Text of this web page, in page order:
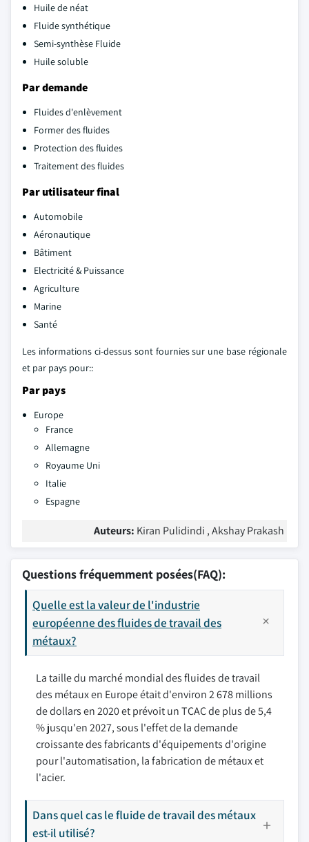
Huile de néat
Fluide synthétique
Semi-synthèse Fluide
Huile soluble
Par demande
Fluides d'enlèvement
Former des fluides
Protection des fluides
Traitement des fluides
Par utilisateur final
Automobile
Aéronautique
Bâtiment
Electricité & Puissance
Agriculture
Marine
Santé
Les informations ci-dessus sont fournies sur une base régionale
et par pays pour::
Par pays
Europe
France
Allemagne
Royaume Uni
Italie
Espagne
Auteurs: Kiran Pulidindi , Akshay Prakash
Questions fréquemment posées(FAQ):
Quelle est la valeur de l'industrie
européenne des fluides de travail des
métaux?
La taille du marché mondial des fluides de travail
des métaux en Europe était d'environ 2 678 millions
de dollars en 2020 et prévoit un TCAC de plus de 5,4
% jusqu'en 2027, sous l'effet de la demande
croissante des fabricants d'équipements d'origine
pour l'automatisation, la fabrication de métaux et
l'acier.
Dans quel cas le fluide de travail des métaux
est-il utilisé?